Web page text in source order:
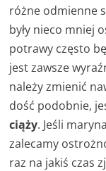
różne odmienne
były nieco mniej
potrawy często
jest zawsze
należy zmienić
dość podobnie,
ciąży. Jeśli
zalecamy
raz na jakiś czas